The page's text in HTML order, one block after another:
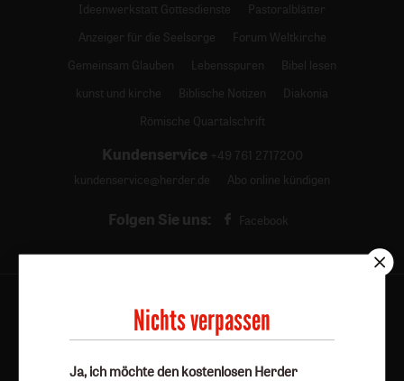
Ideenwerkstatt Gottesdienste
Pastoralblätter
Anzeiger für die Seelsorge
Forum Weltkirche
Gemeinsam Glauben
Lebensspuren
Bibel lesen
kunst und kirche
Biblische Notizen
Diakonia
Römische Quartalschrift
Kundenservice +49 761 2717200
kundenservice@herder.de
Abo online kündigen
Folgen Sie uns: Facebook
Herder Korrespondenz-Newsletter
Nichts verpassen
Ja, ich möchte den kostenlosen Herder